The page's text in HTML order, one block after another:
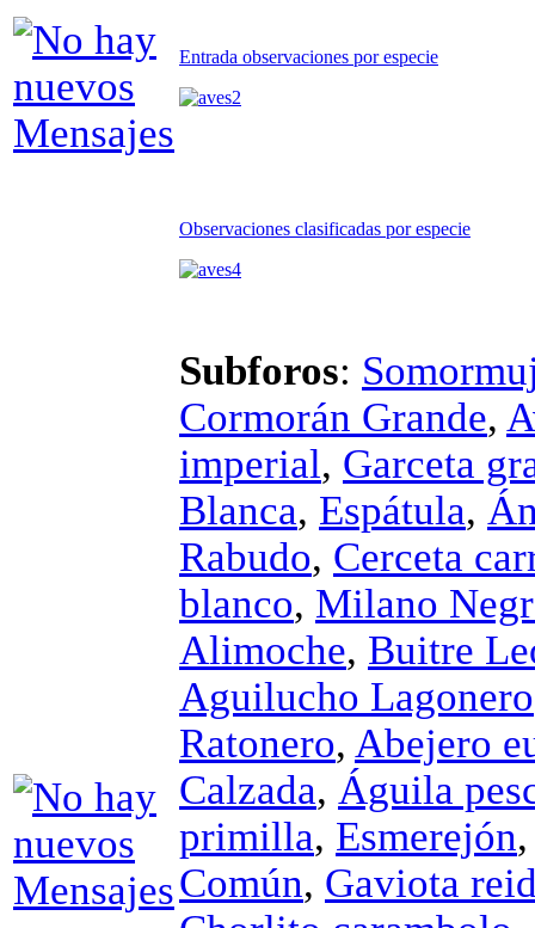
Entrada observaciones por especie
Observaciones clasificadas por especie
Subforos:
Cormorán Grande,
imperial, Garceta
Blanca, Espátula,
Rabudo, Cerceta
blanco, Milano
Alimoche, Buitre
Aguilucho Lagonero
Ratonero, Abejero
Calzada, Águila
primilla, Esmerejón
Común, Gaviota